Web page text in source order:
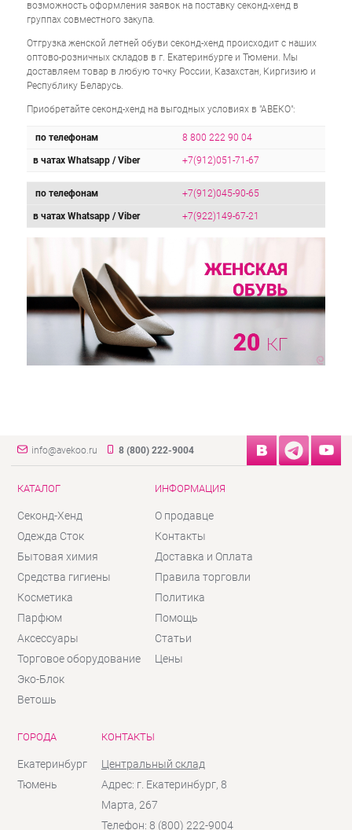
возможность оформления заявок на поставку секонд-хенд в
группах совместного закупа.
Отгрузка женской летней обуви секонд-хенд происходит с наших
оптово-розничных складов в г. Екатеринбурге и Тюмени. Мы
доставляем товар в любую точку России, Казахстан, Киргизию и
Республику Беларусь.
Приобретайте секонд-хенд на выгодных условиях в "АВЕКО":
по телефонам 8 800 222 90 04
в чатах Whatsapp / Viber +7(912)051-71-67
по телефонам +7(912)045-90-65
в чатах Whatsapp / Viber +7(922)149-67-21
info@avekoo.ru 8 (800) 222-9004
КАТАЛОГ
Секонд-Хенд
Одежда Сток
Бытовая химия
Средства гигиены
Косметика
Парфюм
Аксессуары
Торговое оборудование
Эко-Блок
Ветошь
ИНФОРМАЦИЯ
О продавце
Контакты
Доставка и Оплата
Правила торговли
Политика
Помощь
Статьи
Цены
ГОРОДА
Екатеринбург
Тюмень
КОНТАКТЫ
Центральный склад
Адрес: г. Екатеринбург, 8
Марта, 267
Телефон: 8 (800) 222-9004